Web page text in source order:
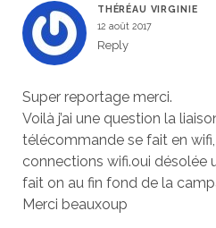
THÉRÉAU VIRGINIE
12 août 2017
Reply
Super reportage merci.
Voilà j’ai une question la
télécommande se fait en
connections wifi.oui désolée
fait on au fin fond de la
Merci beauxoup